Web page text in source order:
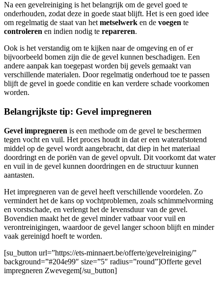
Na een gevelreiniging is het belangrijk om de gevel goed te
onderhouden, zodat deze in goede staat blijft. Het is een goed idee
om regelmatig de staat van het metselwerk en de voegen te
controleren en indien nodig te repareren.
Ook is het verstandig om te kijken naar de omgeving en of er
bijvoorbeeld bomen zijn die de gevel kunnen beschadigen. Een
andere aanpak kan toegepast worden bij gevels gemaakt van
verschillende materialen. Door regelmatig onderhoud toe te passen
blijft de gevel in goede conditie en kan verdere schade voorkomen
worden.
Belangrijkste tip: Gevel impregneren
Gevel impregneren is een methode om de gevel te beschermen
tegen vocht en vuil. Het proces houdt in dat er een waterafstotend
middel op de gevel wordt aangebracht, dat diep in het materiaal
doordringt en de poriën van de gevel opvult. Dit voorkomt dat water
en vuil in de gevel kunnen doordringen en de structuur kunnen
aantasten.
Het impregneren van de gevel heeft verschillende voordelen. Zo
vermindert het de kans op vochtproblemen, zoals schimmelvorming
en vorstschade, en verlengt het de levensduur van de gevel.
Bovendien maakt het de gevel minder vatbaar voor vuil en
verontreinigingen, waardoor de gevel langer schoon blijft en minder
vaak gereinigd hoeft te worden.
[su_button url=”https://ets-minnaert.be/offerte/gevelreiniging/”
background=”#204e99″ size=”5″ radius=”round”]Offerte gevel
impregneren Zwevegem[/su_button]